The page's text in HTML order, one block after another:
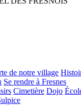
de notre village
Se rendre à Fresnes
Cimetière Dojo